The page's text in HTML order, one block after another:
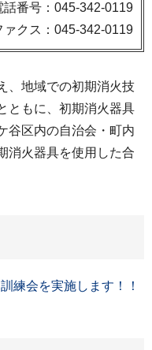
話番号：045-342-0119
ァクス：045-342-0119
、地域での初期消火技
ともに、初期消火器具
谷区内の自治会・町内
消火器具を使用した合
練会を実施します！！